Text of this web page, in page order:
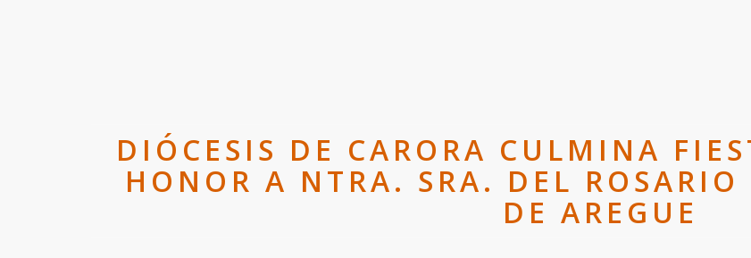
DIÓCESIS DE CARORA CULMINA
HONOR A NTRA. SRA. DEL
DE AREGUE